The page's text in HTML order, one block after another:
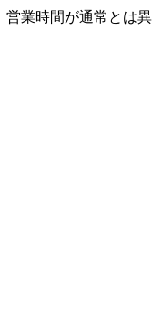
業時間が通常とは